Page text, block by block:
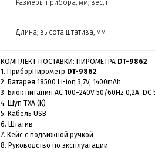
Размеры прибора, мм; вес, г
Длина; высота штатива, мм
КОМПЛЕКТ ПОСТАВКИ: ПИРОМЕТРА DT-9862
1. ПриборПирометр DT-9862
2. Батарея 18500 Li-ion 3,7V, 1400mAh
3. Блок питания AC 100–240V 50/60Hz 0,2A, DC
4. Щуп ТХА (К)
5. Кабель USB
6. Штатив
7. Кейс с подвижной ручкой
8. Руководство по эксплуатации